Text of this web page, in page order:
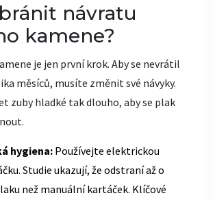
návratu
kamene?
je jen první krok. Aby se nevrátil
měsíců, musíte změnit své návyky.
zuby hladké tak dlouho, aby se plak
hygiena: Používejte elektrickou
Studie ukazují, že odstraní až o
než manuální kartáček. Klíčové